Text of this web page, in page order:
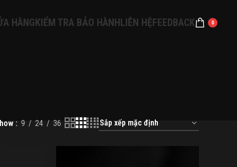
HÀNGKIỂM TRA BẢO HÀNHLIÊN HỆFEEDBACK 0
9 24 36